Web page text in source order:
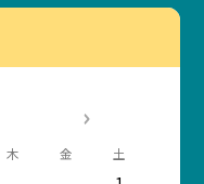
木 金 土